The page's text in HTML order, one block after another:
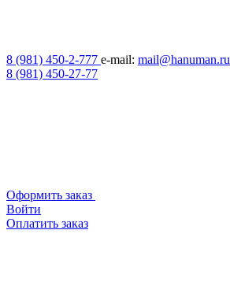
8 (981) 450-2-777 e-mail: mail@hanuman.ru
8 (981) 450-27-77
Оформить заказ
Войти
Оплатить заказ